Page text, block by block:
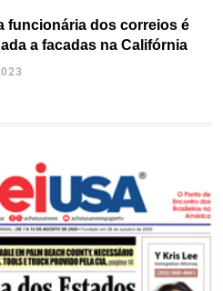
funcionária dos correios é
a facadas na Califórnia